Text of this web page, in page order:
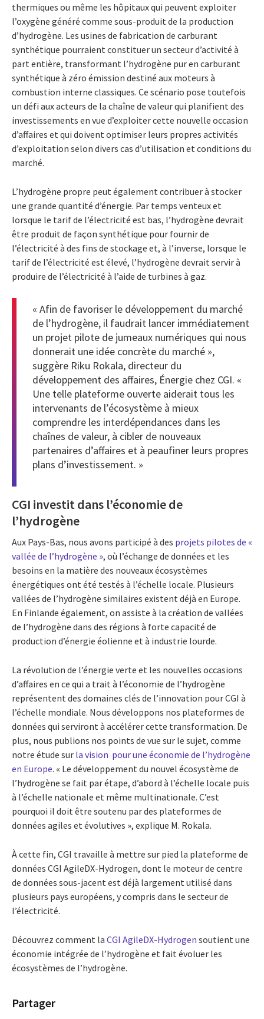
thermiques ou même les hôpitaux qui peuvent exploiter
l’oxygène généré comme sous-produit de la production
d’hydrogène. Les usines de fabrication de carburant
synthétique pourraient constituer un secteur d’activité à
part entière, transformant l’hydrogène pur en carburant
synthétique à zéro émission destiné aux moteurs à
combustion interne classiques. Ce scénario pose toutefois
un défi aux acteurs de la chaîne de valeur qui planifient des
investissements en vue d’exploiter cette nouvelle occasion
d’affaires et qui doivent optimiser leurs propres activités
d’exploitation selon divers cas d’utilisation et conditions du
marché.
L’hydrogène propre peut également contribuer à stocker
une grande quantité d’énergie. Par temps venteux et
lorsque le tarif de l’électricité est bas, l’hydrogène devrait
être produit de façon synthétique pour fournir de
l’électricité à des fins de stockage et, à l’inverse, lorsque le
tarif de l’électricité est élevé, l’hydrogène devrait servir à
produire de l’électricité à l’aide de turbines à gaz.
« Afin de favoriser le développement du marché
de l’hydrogène, il faudrait lancer immédiatement
un projet pilote de jumeaux numériques qui nous
donnerait une idée concrète du marché »,
suggère Riku Rokala, directeur du
développement des affaires, Énergie chez CGI. «
Une telle plateforme ouverte aiderait tous les
intervenants de l’écosystème à mieux
comprendre les interdépendances dans les
chaînes de valeur, à cibler de nouveaux
partenaires d’affaires et à peaufiner leurs propres
plans d’investissement. »
CGI investit dans l’économie de
l’hydrogène
Aux Pays-Bas, nous avons participé à des projets pilotes de «
vallée de l’hydrogène », où l’échange de données et les
besoins en la matière des nouveaux écosystèmes
énergétiques ont été testés à l’échelle locale. Plusieurs
vallées de l’hydrogène similaires existent déjà en Europe.
En Finlande également, on assiste à la création de vallées
de l’hydrogène dans des régions à forte capacité de
production d’énergie éolienne et à industrie lourde.
La révolution de l’énergie verte et les nouvelles occasions
d’affaires en ce qui a trait à l’économie de l’hydrogène
représentent des domaines clés de l’innovation pour CGI à
l’échelle mondiale. Nous développons nos plateformes de
données qui serviront à accélérer cette transformation. De
plus, nous publions nos points de vue sur le sujet, comme
notre étude sur la vision pour une économie de l’hydrogène
en Europe. « Le développement du nouvel écosystème de
l’hydrogène se fait par étape, d’abord à l’échelle locale puis
à l’échelle nationale et même multinationale. C’est
pourquoi il doit être soutenu par des plateformes de
données agiles et évolutives », explique M. Rokala.
À cette fin, CGI travaille à mettre sur pied la plateforme de
données CGI AgileDX-Hydrogen, dont le moteur de centre
de données sous-jacent est déjà largement utilisé dans
plusieurs pays européens, y compris dans le secteur de
l’électricité.
Découvrez comment la CGI AgileDX-Hydrogen soutient une
économie intégrée de l’hydrogène et fait évoluer les
écosystèmes de l’hydrogène.
Partager